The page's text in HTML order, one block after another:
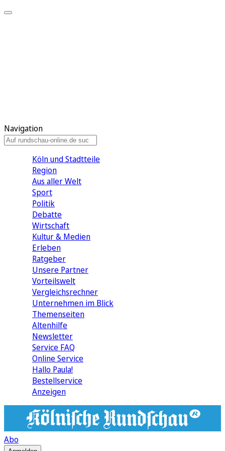
Navigation
Köln und Stadtteile
Region
Aus aller Welt
Sport
Politik
Debatte
Wirtschaft
Kultur & Medien
Erleben
Ratgeber
Unsere Partner
Vorteilswelt
Vergleichsrechner
Unternehmen im Blick
Themenseiten
Altenhilfe
Newsletter
Service FAQ
Online Service
Hallo Paula!
Bestellservice
Anzeigen
Abo